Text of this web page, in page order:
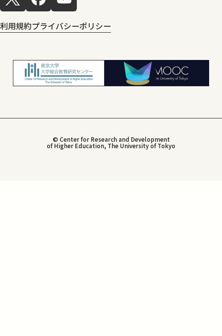
利用規約プライバシーポリシー
© Center for Research and Development
of Higher Education, The University of Tokyo